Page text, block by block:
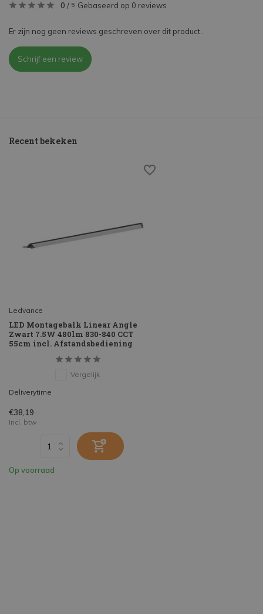
0 / 5 Gebaseerd op 0 reviews
Er zijn nog geen reviews geschreven over dit product..
Schrijf een review
Recent bekeken
Ledvance
LED Montagebalk Linear Angle
Zwart 7.5W 480lm 830-840 CCT
55cm incl. Afstandsbediening
Vergelijk
Deliverytime
€38,19
Incl. btw
Op voorraad